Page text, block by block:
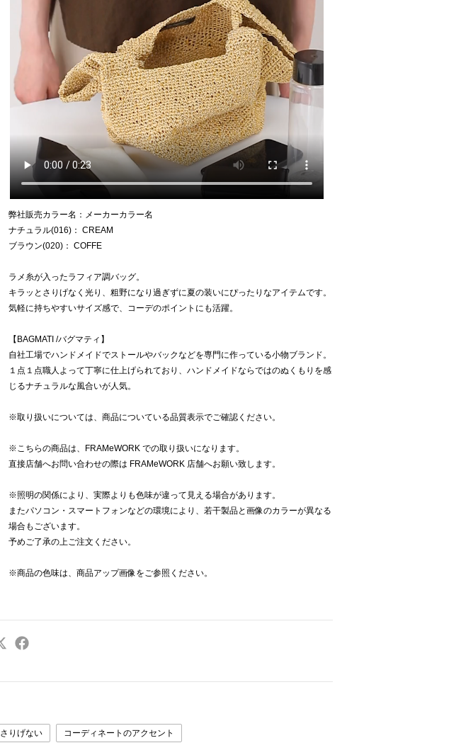
弊社販売カラー名：メーカーカラー名
ナチュラル(016)： CREAM
ブラウン(020)： COFFE
ラメ糸が入ったラフィア調バッグ。
キラッとさりげなく光り、粗野になり過ぎずに夏の装いにぴったりなアイテムです。
気軽に持ちやすいサイズ感で、コーデのポイントにも活躍。
【BAGMATI /バグマティ】
自社工場でハンドメイドでストールやバックなどを専門に作っている小物ブランド。
１点１点職人よって丁寧に仕上げられており、ハンドメイドならではのぬくもりを感
じるナチュラルな風合いが人気。
※取り扱いについては、商品についている品質表示でご確認ください。
※こちらの商品は、FRAMeWORK での取り扱いになります。
直接店舗へお問い合わせの際は FRAMeWORK 店舗へお願い致します。
※照明の関係により、実際よりも色味が違って見える場合があります。
またパソコン・スマートフォンなどの環境により、若干製品と画像のカラーが異なる
場合もございます。
予めご了承の上ご注文ください。
※商品の色味は、商品アップ画像をご参照ください。
さりげない コーディネートのアクセント